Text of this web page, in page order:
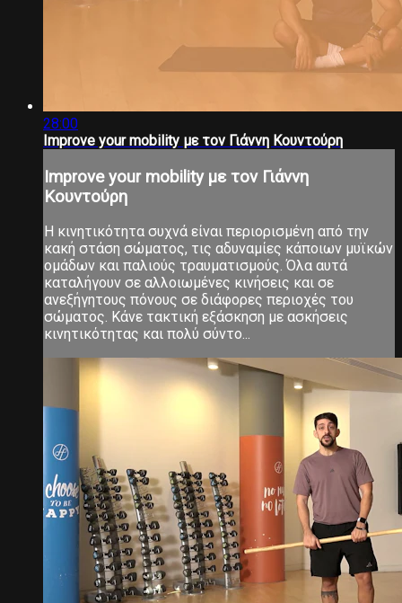
28:00
Improve your mobility με τον Γιάννη Κουντούρη
Improve your mobility με τον Γιάννη
Κουντούρη
Η κινητικότητα συχνά είναι περιορισμένη από την
κακή στάση σώματος, τις αδυναμίες κάποιων μυϊκών
ομάδων και παλιούς τραυματισμούς. Όλα αυτά
καταλήγουν σε αλλοιωμένες κινήσεις και σε
ανεξήγητους πόνους σε διάφορες περιοχές του
σώματος. Κάνε τακτική εξάσκηση με ασκήσεις
κινητικότητας και πολύ σύντο...